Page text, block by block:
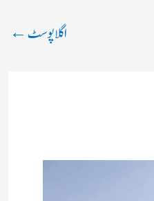
اگلا پوسٹ←